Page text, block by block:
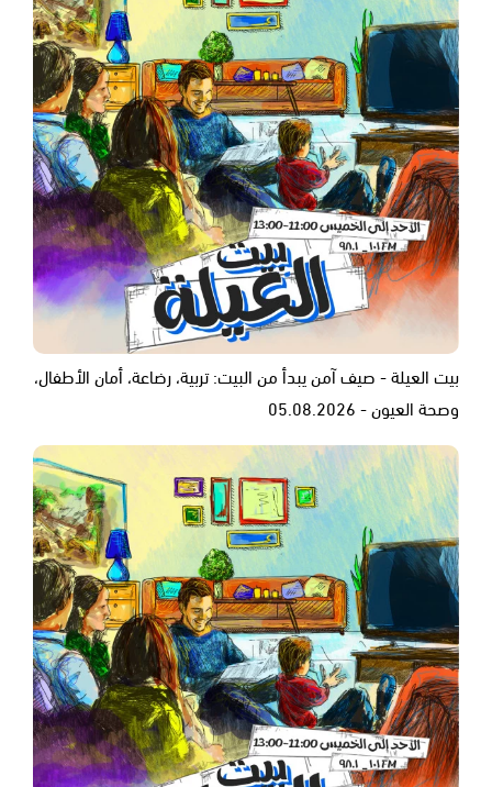
بيت العيلة - صيف آمن يبدأ من البيت: تربية، رضاعة، أمان الأطفال،
وصحة العيون - 05.08.2026